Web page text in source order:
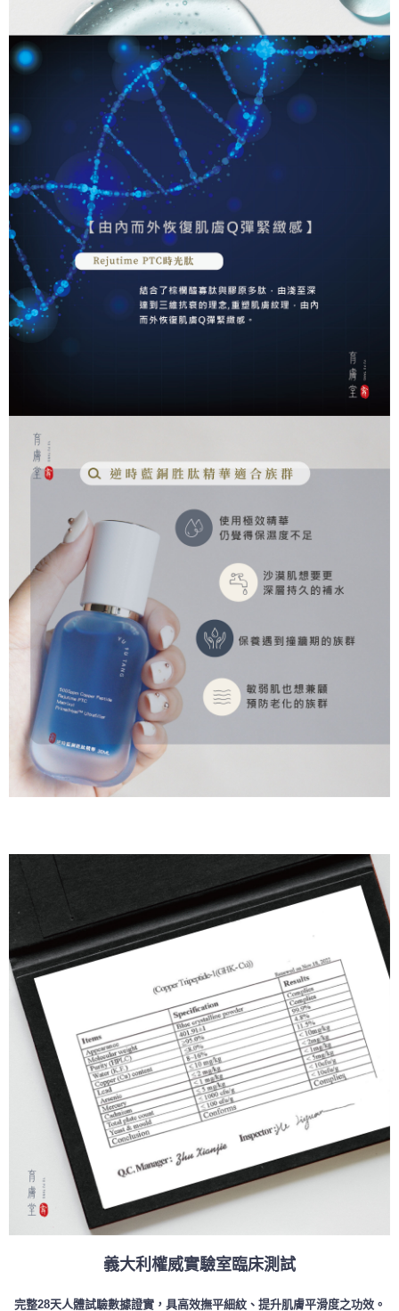
義大利權威實驗室臨床測試
完整28天人體試驗數據證實，具高效撫平細紋、提升肌膚平滑度之功效。